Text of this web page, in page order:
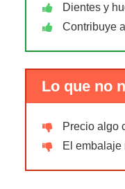
Dientes y
Contribuye
Lo que no
Precio algo
El embalaje